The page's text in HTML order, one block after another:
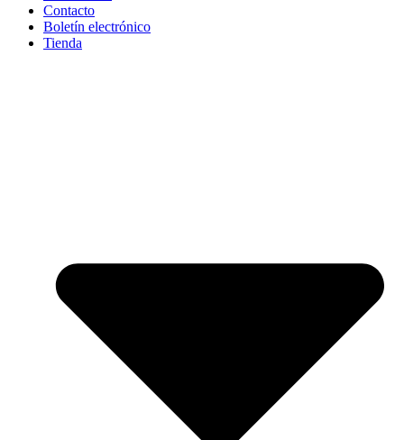
Contacto
Boletín electrónico
Tienda